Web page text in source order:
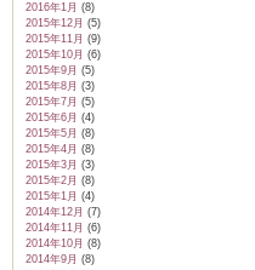
2016年1月 (8)
2015年12月 (5)
2015年11月 (9)
2015年10月 (6)
2015年9月 (5)
2015年8月 (3)
2015年7月 (5)
2015年6月 (4)
2015年5月 (8)
2015年4月 (8)
2015年3月 (3)
2015年2月 (8)
2015年1月 (4)
2014年12月 (7)
2014年11月 (6)
2014年10月 (8)
2014年9月 (8)